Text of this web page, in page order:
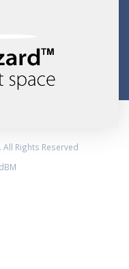
Rights Reserved